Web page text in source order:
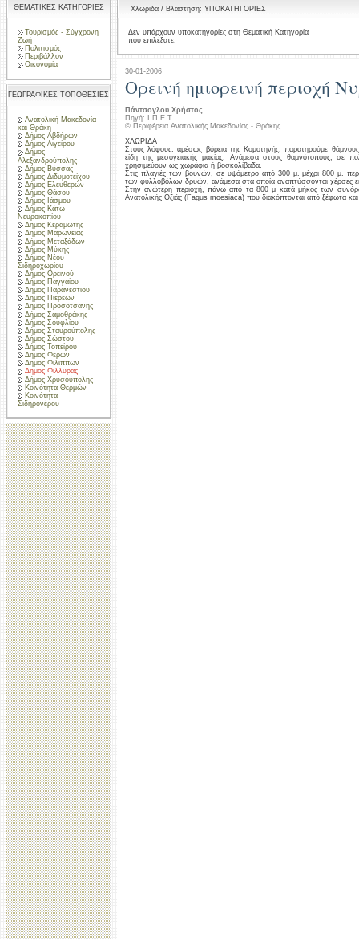
ΘΕΜΑΤΙΚΕΣ ΚΑΤΗΓΟΡΙΕΣ
Τουρισμός - Σύγχρονη
Ζωή
Πολιτισμός
Περιβάλλον
Οικονομία
ΓΕΩΓΡΑΦΙΚΕΣ ΤΟΠΟΘΕΣΙΕΣ
Ανατολική Μακεδονία
και Θράκη
Δήμος Αβδήρων
Δήμος Αιγείρου
Δήμος
Αλεξανδρούπολης
Δήμος Βύσσας
Δήμος Διδυμοτείχου
Δήμος Ελευθερών
Δήμος Θάσου
Δήμος Ιάσμου
Δήμος Κάτω
Νευροκοπίου
Δήμος Κεραμωτής
Δήμος Μαρωνείας
Δήμος Μεταξάδων
Δήμος Μύκης
Δήμος Νέου
Σιδηροχωρίου
Δήμος Ορεινού
Δήμος Παγγαίου
Δήμος Παρανεστίου
Δήμος Πιερέων
Δήμος Προσοτσάνης
Δήμος Σαμοθράκης
Δήμος Σουφλίου
Δήμος Σταυρούπολης
Δήμος Σώστου
Δήμος Τοπείρου
Δήμος Φερών
Δήμος Φιλίππων
Δήμος Φιλλύρας
Δήμος Χρυσούπολης
Κοινότητα Θερμών
Κοινότητα
Σιδηρονέρου
Χλωρίδα / Βλάστηση: ΥΠΟΚΑΤΗΓΟΡΙΕΣ
Δεν υπάρχουν υποκατηγορίες στη Θεματική Κατηγορία
που επιλέξατε.
30-01-2006
Ορεινή ημιορεινή περιοχή
Πάντσογλου Χρήστος
Πηγή: Ι.Π.Ε.Τ.
© Περιφέρεια Ανατολικής Μακεδονίας - Θράκης
ΧΛΩΡΙΔΑ
Στους λόφους, αμέσως βόρεια της Κομοτηνής, παρατηρούμε
είδη της μεσογειακής μακίας. Ανάμεσα στους θαμνότοπους, σε
χρησιμεύουν ως χωράφια ή βοσκολίβαδα.
Στις πλαγιές των βουνών, σε υψόμετρο από 300 μ. μέχρι 800 μ.
των φυλλοβόλων δρυών, ανάμεσα στα οποία αναπτύσσονται χέρσες
Στην ανώτερη περιοχή, πάνω από τα 800 μ κατά μήκος των
Ανατολικής Οξιάς (Fagus moesiaca) που διακόπτονται από ξέφωτα